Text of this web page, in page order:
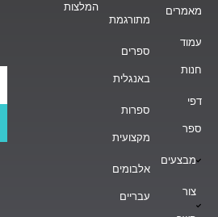
מאמרים
עמוד
חנות
דפי
ספר
מבצעים
צור
מתורגמת
ספרים
באנגלית
ספרות
מקצועית
אלבומים
עבריים
המלצות